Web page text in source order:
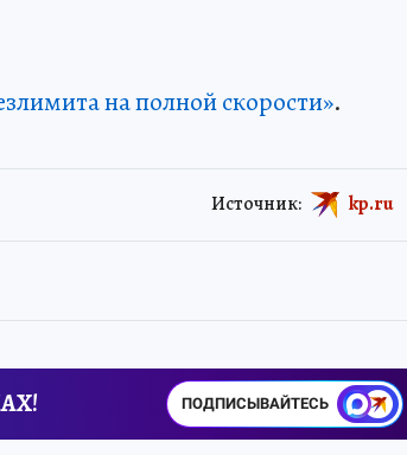
на полной скорости».
Источник: kp.ru
ПОДПИСЫВАЙТЕСЬ